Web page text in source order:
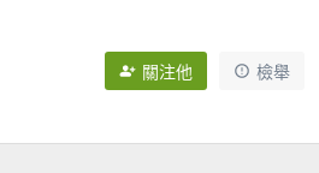
關注他 檢舉